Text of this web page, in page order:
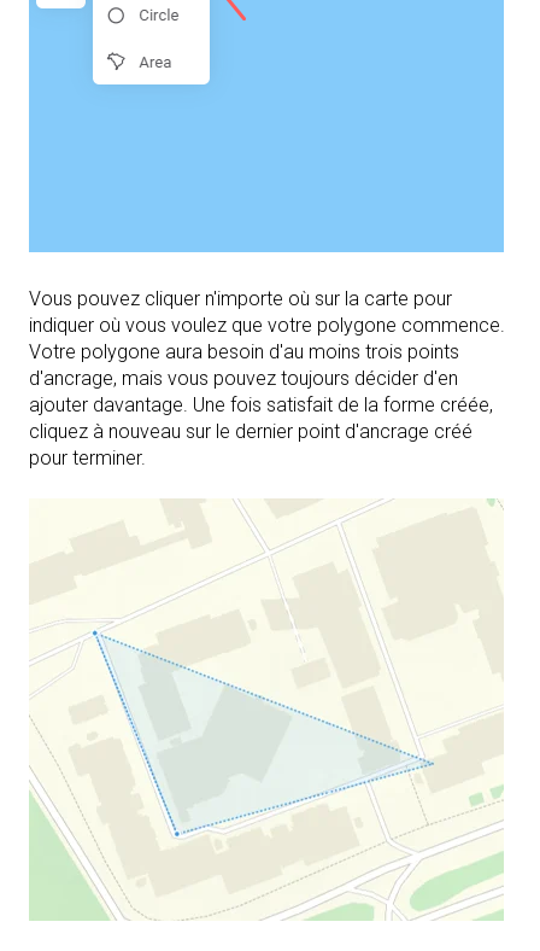
Vous pouvez cliquer n'importe où sur la carte pour
indiquer où vous voulez que votre polygone commence.
Votre polygone aura besoin d'au moins trois points
d'ancrage, mais vous pouvez toujours décider d'en
ajouter davantage. Une fois satisfait de la forme créée,
cliquez à nouveau sur le dernier point d'ancrage créé
pour terminer.